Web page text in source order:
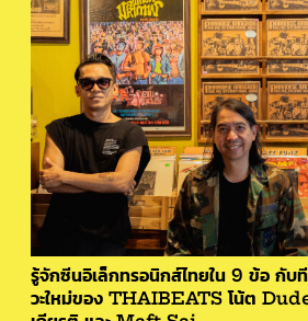
รู้จักซีนอิเล็กทรอนิกส์ไทยใน 9 ข้อ กับ
วะใหม่ของ THAIBEATS โน้ต